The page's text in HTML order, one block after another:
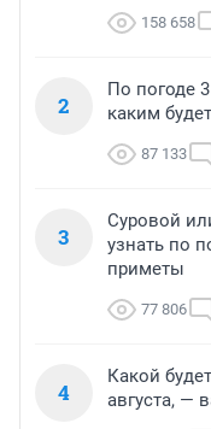
158 658
2
По погоде
каким
87 133
3
Суровой
узнать по
приметы
77 806
4
Какой
августа, —